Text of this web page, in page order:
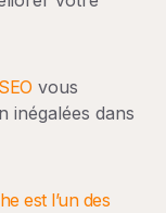
vous
inégalées dans
est l’un des